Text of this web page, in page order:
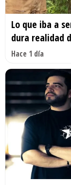
Lo que iba a
dura realidad
Hace 1 día